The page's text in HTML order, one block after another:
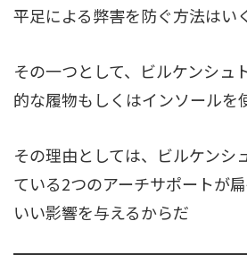
平足による弊害を防ぐ方法はい
その一つとして、ビルケンシュ
的な履物もしくはインソールを
その理由としては、ビルケンシ
ている2つのアーチサポートが
いい影響を与えるからだ